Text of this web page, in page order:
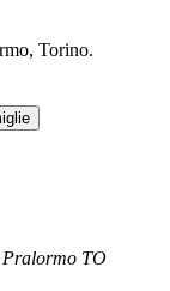
Torino.
TO